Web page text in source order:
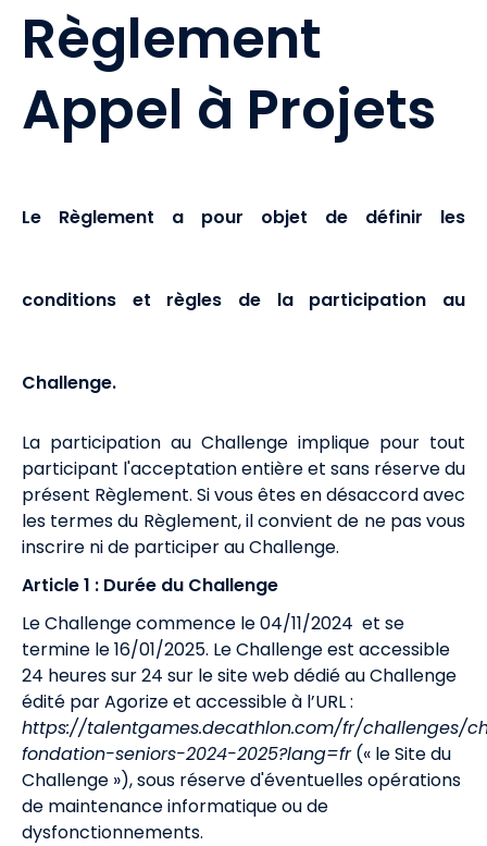
Règlement
Appel à Projets
Le Règlement a pour objet de définir les
conditions et règles de la participation au
Challenge.
La participation au Challenge implique pour tout
participant l'acceptation entière et sans réserve du
présent Règlement. Si vous êtes en désaccord avec
les termes du Règlement, il convient de ne pas vous
inscrire ni de participer au Challenge.
Article 1 : Durée du Challenge
Le Challenge commence le 04/11/2024 et se
termine le 16/01/2025. Le Challenge est accessible
24 heures sur 24 sur le site web dédié au Challenge
édité par Agorize et accessible à l’URL :
https://talentgames.decathlon.com/fr/challenges/
fondation-seniors-2024-2025?lang=fr(« le Site du
Challenge »), sous réserve d'éventuelles opérations
de maintenance informatique ou de
dysfonctionnements.